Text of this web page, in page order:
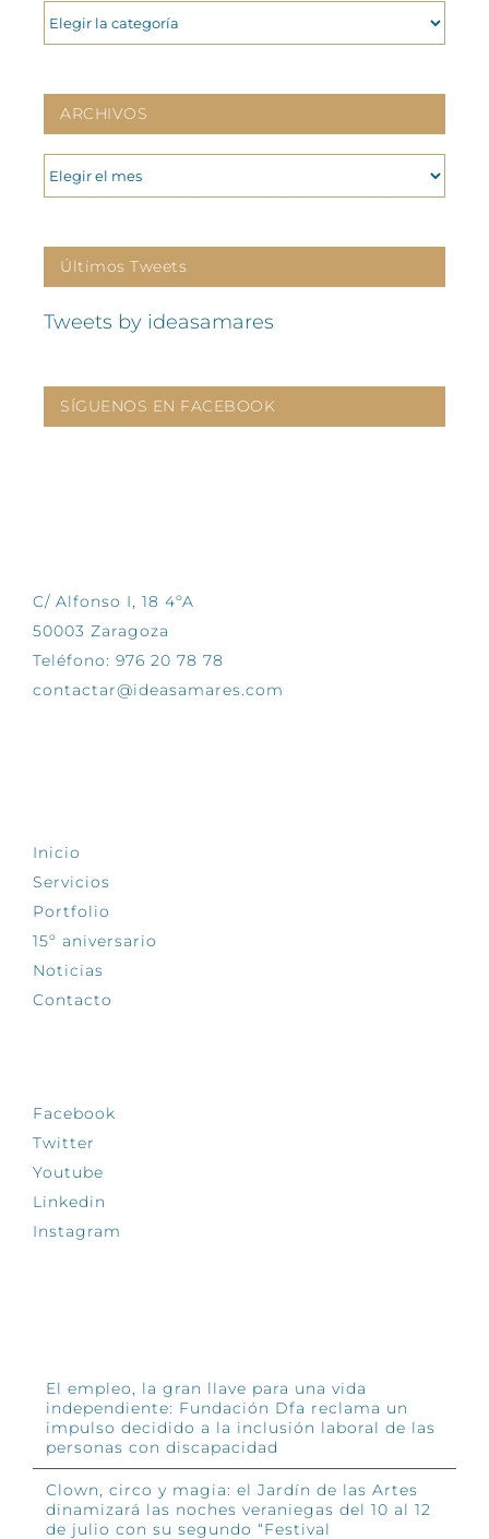
CATEGORIAS
ARCHIVOS
ARCHIVOS
Últimos Tweets
Tweets by ideasamares
SÍGUENOS EN FACEBOOK
C/ Alfonso I, 18 4ºA
50003 Zaragoza
Teléfono: 976 20 78 78
contactar@ideasamares.com
Inicio
Servicios
Portfolio
15º aniversario
Noticias
Contacto
Facebook
Twitter
Youtube
Linkedin
Instagram
El empleo, la gran llave para una vida
independiente: Fundación Dfa reclama un
impulso decidido a la inclusión laboral de las
personas con discapacidad
Clown, circo y magia: el Jardín de las Artes
dinamizará las noches veraniegas del 10 al 12
de julio con su segundo “Festival